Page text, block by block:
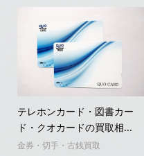
テレホンカード・図書カー
ド・クオカードの買取相...
金券・切手・古銭買取